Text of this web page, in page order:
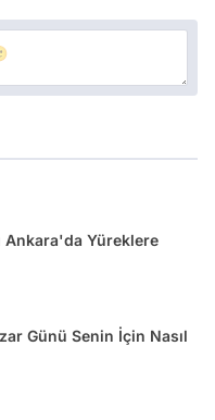
Ankara'da Yüreklere
Günü Senin İçin Nasıl